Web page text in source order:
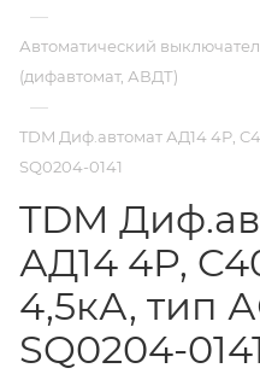
—
Автоматический
(дифавтомат, АВДТ)
—
TDM Диф.автомат АД14 4P,
SQ0204-0141
TDM
АД14 4P,
4,5кА, тип
SQ0204-0141